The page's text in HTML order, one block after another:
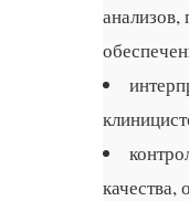
анализов,
качества,